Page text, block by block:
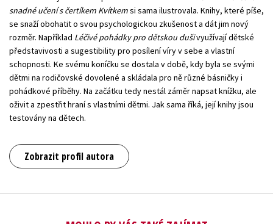
snadné učení s čertíkem Kvítkemsi sama ilustrovala. Knihy, které píše,
se snaží obohatit o svou psychologickou zkušenost a dát jim nový
rozměr. Například Léčivé pohádky pro dětskou dušivyužívají dětské
představivosti a sugestibility pro posílení víry v sebe a vlastní
schopnosti. Ke svému koníčku se dostala v době, kdy byla se svými
dětmi na rodičovské dovolené a skládala pro ně různé básničky i
pohádkové příběhy. Na začátku tedy nestál záměr napsat knížku, ale
oživit a zpestřit hraní s vlastními dětmi. Jak sama říká, její knihy jsou
testovány na dětech.
Zobrazit profil autora